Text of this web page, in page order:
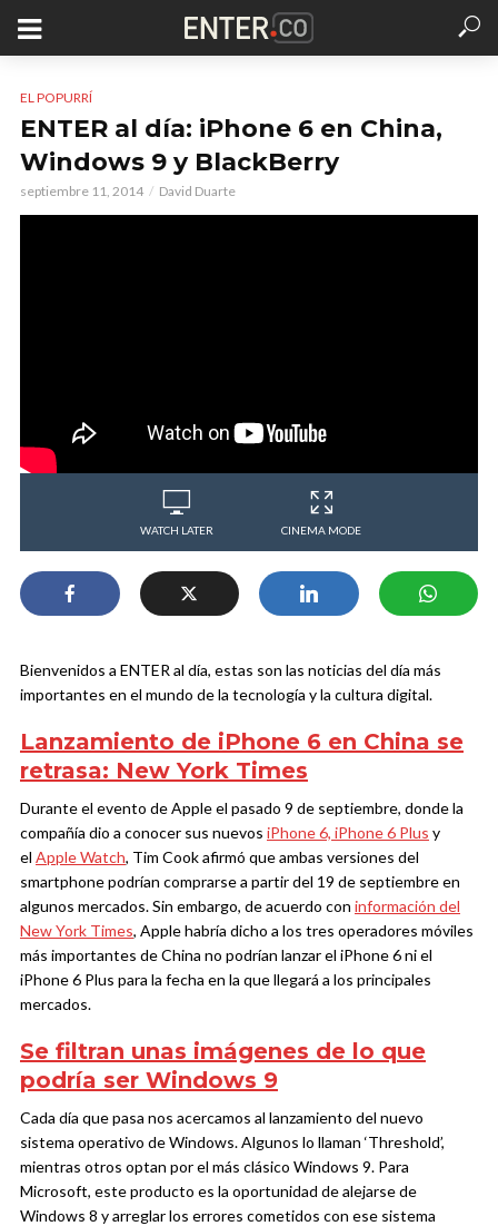
EL POPURRÍ
ENTER al día: iPhone 6 en China,
Windows 9 y BlackBerry
septiembre 11, 2014 David Duarte
WATCH LATER CINEMA MODE
Bienvenidos a ENTER al día, estas son las noticias del día más
importantes en el mundo de la tecnología y la cultura digital.
Lanzamiento de iPhone 6 en China se
retrasa: New York Times
Durante el evento de Apple el pasado 9 de septiembre, donde la
compañía dio a conocer sus nuevos iPhone 6, iPhone 6 Plus y
el Apple Watch, Tim Cook afirmó que ambas versiones del
smartphone podrían comprarse a partir del 19 de septiembre en
algunos mercados. Sin embargo, de acuerdo con información del
New York Times, Apple habría dicho a los tres operadores móviles
más importantes de China no podrían lanzar el iPhone 6 ni el
iPhone 6 Plus para la fecha en la que llegará a los principales
mercados.
Se filtran unas imágenes de lo que
podría ser Windows 9
Cada día que pasa nos acercamos al lanzamiento del nuevo
sistema operativo de Windows. Algunos lo llaman ‘Threshold’,
mientras otros optan por el más clásico Windows 9. Para
Microsoft, este producto es la oportunidad de alejarse de
Windows 8 y arreglar los errores cometidos con ese sistema